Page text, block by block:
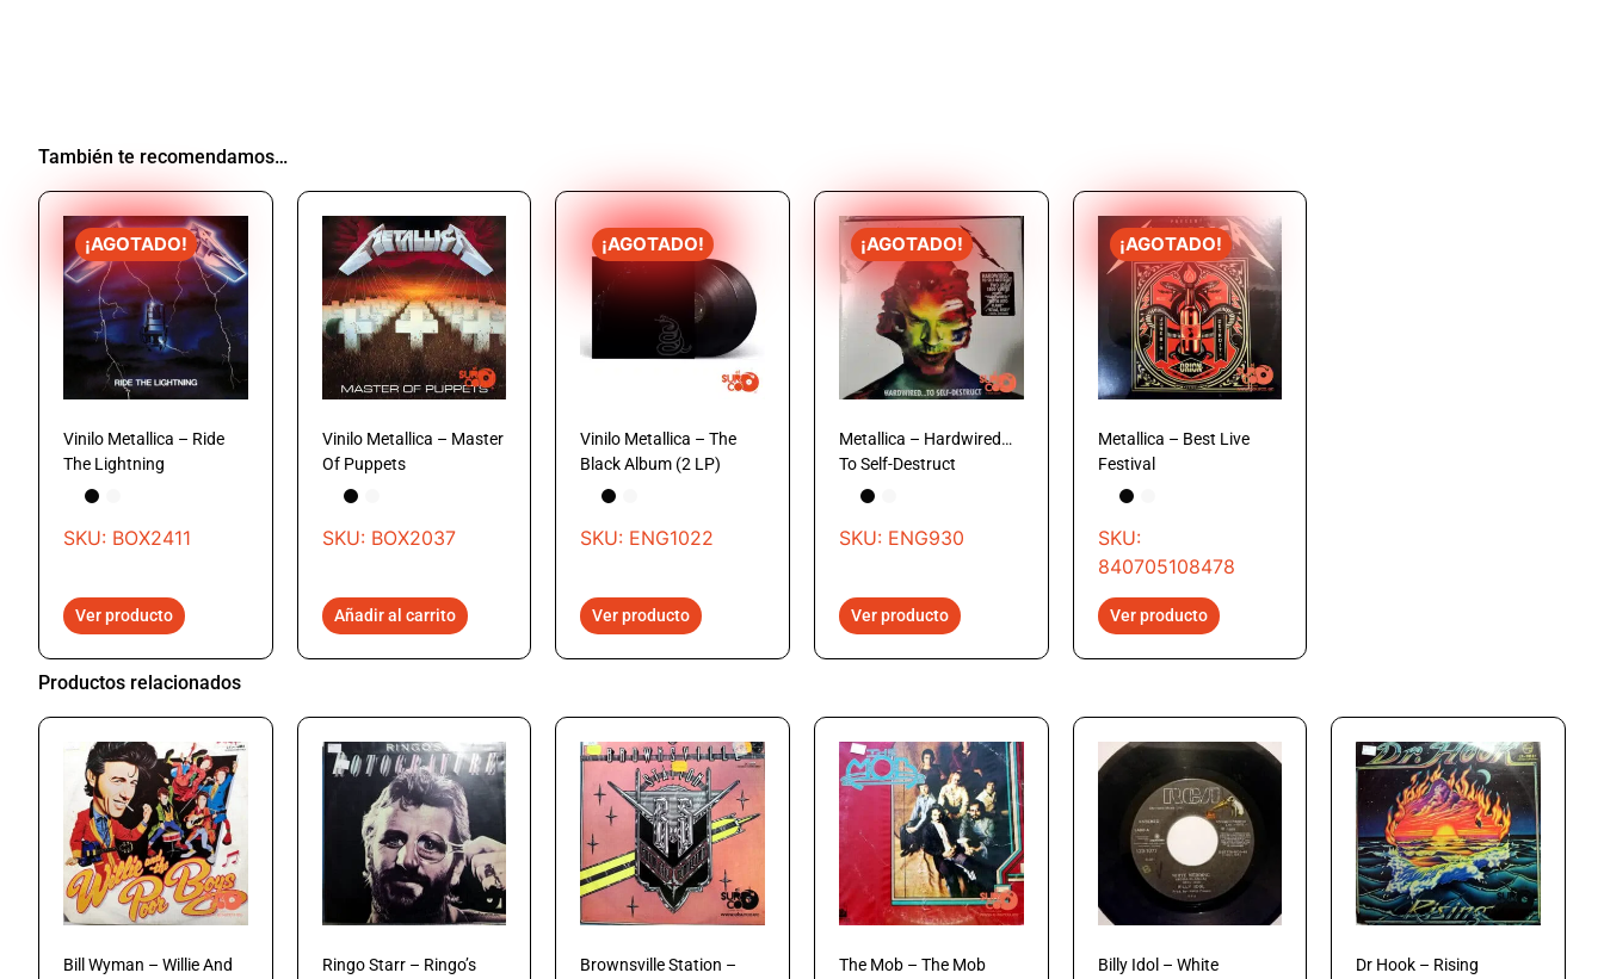
También te recomendamos…
¡AGOTADO!
Vinilo Metallica – Ride
The Lightning
SKU: BOX2411
Ver producto
Vinilo Metallica – Master
Of Puppets
SKU: BOX2037
Añadir al carrito
¡AGOTADO!
Vinilo Metallica – The
Black Album (2 LP)
SKU: ENG1022
Ver producto
¡AGOTADO!
Metallica – Hardwired…
To Self-Destruct
SKU: ENG930
Ver producto
¡AGOTADO!
Metallica – Best Live
Festival
SKU:
840705108478
Ver producto
Productos relacionados
Bill Wyman – Willie And
Ringo Starr – Ringo’s
Brownsville Station –
The Mob – The Mob
Billy Idol – White
Dr Hook – Rising